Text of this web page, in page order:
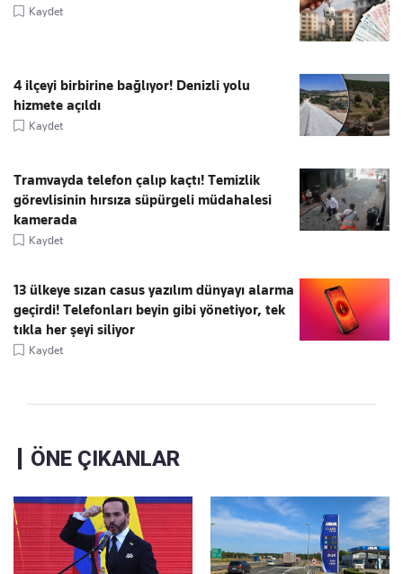
Kaydet
4 ilçeyi birbirine bağlıyor! Denizli yolu
hizmete açıldı
Kaydet
Tramvayda telefon çalıp kaçtı! Temizlik
görevlisinin hırsıza süpürgeli müdahalesi
kamerada
Kaydet
13 ülkeye sızan casus yazılım dünyayı alarma
geçirdi! Telefonları beyin gibi yönetiyor, tek
tıkla her şeyi siliyor
Kaydet
ÖNE ÇIKANLAR